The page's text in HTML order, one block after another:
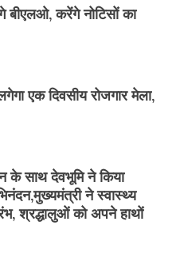
बीएलओ, करेंगे नोटिसों का
एक दिवसीय रोजगार मेला,
के साथ देवभूमि ने किया
ने स्वास्थ्य
श्रद्धालुओं को अपने हाथों